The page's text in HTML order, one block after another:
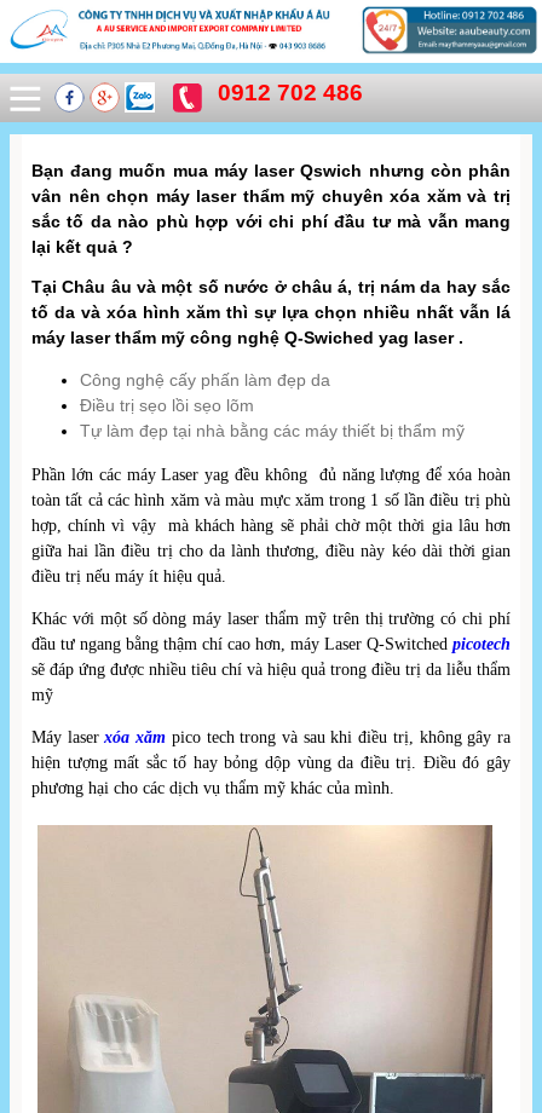
0912 702 486
Bạn đang muốn mua máy laser Qswich nhưng còn phân
vân nên chọn máy laser thẩm mỹ chuyên xóa xăm và trị
sắc tố da nào phù hợp với chi phí đầu tư mà vẫn mang
lại kết quả ?
Tại Châu âu và một số nước ở châu á, trị nám da hay sắc
tố da và xóa hình xăm thì sự lựa chọn nhiều nhất vẫn lá
máy laser thẩm mỹ công nghệ Q-Swiched yag laser .
Công nghệ cấy phấn làm đẹp da
Điều trị sẹo lồi sẹo lõm
Tự làm đẹp tại nhà bằng các máy thiết bị thẩm mỹ
Phần lớn các máy Laser yag đều không đủ năng lượng để xóa hoàn
toàn tất cả các hình xăm và màu mực xăm trong 1 số lần điều trị phù
hợp, chính vì vậy mà khách hàng sẽ phải chờ một thời gia lâu hơn
giữa hai lần điều trị cho da lành thương, điều này kéo dài thời gian
điều trị nếu máy ít hiệu quả.
Khác với một số dòng máy laser thẩm mỹ trên thị trường có chi phí
đầu tư ngang bằng thậm chí cao hơn, máy Laser Q-Switched picotech
sẽ đáp ứng được nhiều tiêu chí và hiệu quả trong điều trị da liễu thẩm
mỹ
Máy laserxóa xăm pico tech trong và sau khi điều trị, không gây ra
hiện tượng mất sắc tố hay bỏng dộp vùng da điều trị. Điều đó gây
phương hại cho các dịch vụ thẩm mỹ khác của mình.